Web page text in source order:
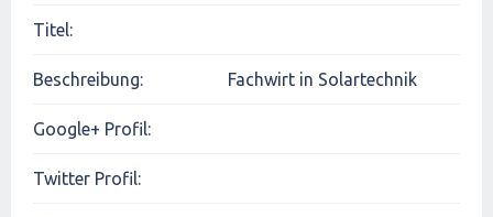
Titel:
Beschreibung: Fachwirt in Solartechnik
Google+ Profil:
Twitter Profil: